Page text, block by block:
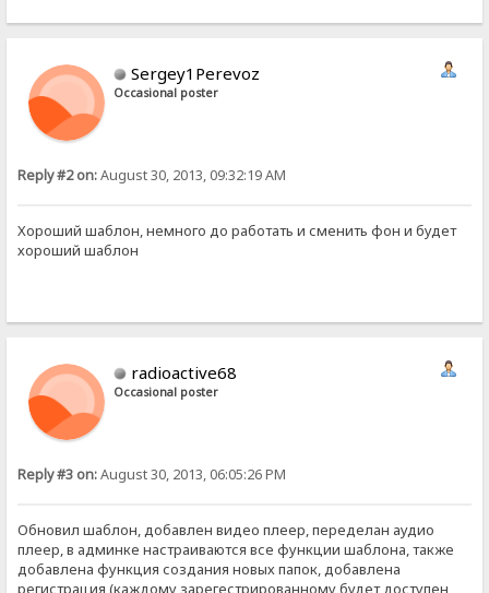
Sergey1Perevoz
Occasional poster
Reply #2 on:August 30, 2013, 09:32:19 AM
Хороший шаблон, немного до работать и сменить фон и будет
хороший шаблон
radioactive68
Occasional poster
Reply #3 on:August 30, 2013, 06:05:26 PM
Обновил шаблон, добавлен видео плеер, переделан аудио
плеер, в админке настраиваются все функции шаблона, также
добавлена функция создания новых папок, добавлена
регистрация (каждому зарегестрированному будет доступен